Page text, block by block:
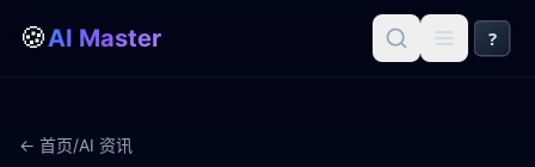
🍪AI Master ?
← 首页/AI 资讯